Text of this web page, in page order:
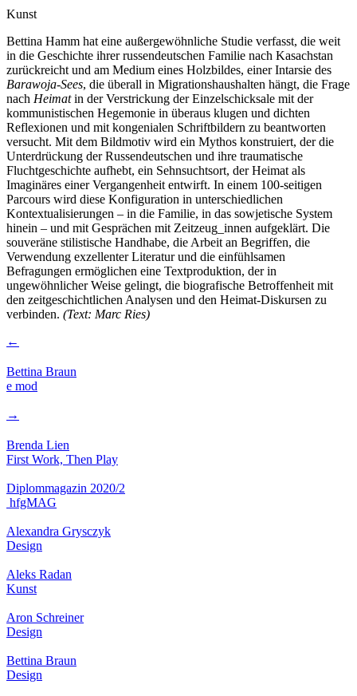
Kunst
Bettina Hamm hat eine außergewöhnliche Studie verfasst, die weit
in die Geschichte ihrer russendeutschen Familie nach Kasachstan
zurückreicht und am Medium eines Holzbildes, einer Intarsie des
Barawoja-Sees, die überall in Migrationshaushalten hängt, die Frage
nach Heimatin der Verstrickung der Einzelschicksale mit der
kommunistischen Hegemonie in überaus klugen und dichten
Reflexionen und mit kongenialen Schriftbildern zu beantworten
versucht. Mit dem Bildmotiv wird ein Mythos konstruiert, der die
Unterdrückung der Russendeutschen und ihre traumatische
Fluchtgeschichte aufhebt, ein Sehnsuchtsort, der Heimat als
Imaginäres einer Vergangenheit entwirft. In einem 100-seitigen
Parcours wird diese Konfiguration in unterschiedlichen
Kontextualisierungen – in die Familie, in das sowjetische System
hinein – und mit Gesprächen mit Zeitzeug_innen aufgeklärt. Die
souveräne stilistische Handhabe, die Arbeit an Begriffen, die
Verwendung exzellenter Literatur und die einfühlsamen
Befragungen ermöglichen eine Textproduktion, der in
ungewöhnlicher Weise gelingt, die biografische Betroffenheit mit
den zeitgeschichtlichen Analysen und den Heimat-Diskursen zu
verbinden. (Text: Marc Ries)
←
Bettina Braun
e mod
→
Brenda Lien
First Work, Then Play
Diplommagazin 2020/2
hfgMAG
Alexandra Grysczyk
Design
Aleks Radan
Kunst
Aron Schreiner
Design
Bettina Braun
Design